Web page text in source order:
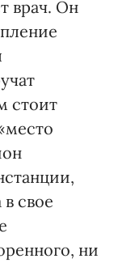
врач. Он
стоит
свое
ни